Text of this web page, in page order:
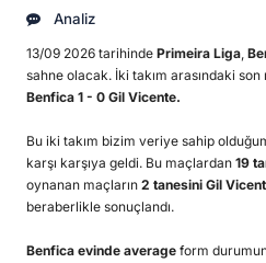
Analiz
13/09 2026 tarihinde Primeira Liga,
sahne olacak. İki takım arasındaki
Benfica 1 - 0 Gil Vicente.
Bu iki takım bizim veriye sahip
karşı karşıya geldi. Bu maçlardan 19
oynanan maçların 2 tanesini Gil
beraberlikle sonuçlandı.
Benfica evinde average form